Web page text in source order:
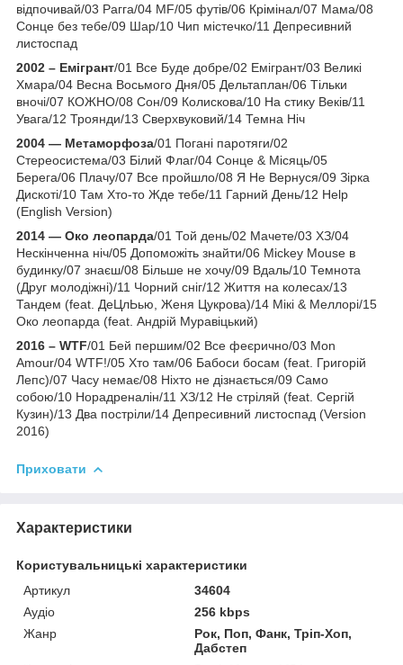
відпочивай/03 Рагга/04 MF/05 футів/06 Крімінал/07 Мама/08
Сонце без тебе/09 Шар/10 Чип містечко/11 Депресивний
листоспад
2002 – Емігрант/01 Все Буде добре/02 Емігрант/03 Великі
Хмара/04 Весна Восьмого Дня/05 Дельтаплан/06 Тільки
вночі/07 КОЖНО/08 Сон/09 Колискова/10 На стику Веків/11
Увага/12 Троянди/13 Сверхвуковий/14 Темна Ніч
2004 — Метаморфоза/01 Погані паротяги/02
Стереосистема/03 Білий Флаг/04 Сонце & Місяць/05
Берега/06 Плачу/07 Все пройшло/08 Я Не Вернуся/09 Зірка
Дискоті/10 Там Хто-то Жде тебе/11 Гарний День/12 Help
(English Version)
2014 — Око леопарда/01 Той день/02 Мачете/03 ХЗ/04
Нескінченна ніч/05 Допоможіть знайти/06 Mickey Mouse в
будинку/07 знаєш/08 Більше не хочу/09 Вдаль/10 Темнота
(Друг молодіжні)/11 Чорний сніг/12 Життя на колесах/13
Тандем (feat. ДеЦлЬью, Женя Цукрова)/14 Мікі & Меллорі/15
Око леопарда (feat. Андрій Муравіцький)
2016 – WTF/01 Бей першим/02 Все феєрично/03 Mon
Amour/04 WTF!/05 Хто там/06 Бабоси босам (feat. Григорій
Лепс)/07 Часу немає/08 Ніхто не дізнається/09 Само
собою/10 Норадреналін/11 ХЗ/12 Не стріляй (feat. Сергій
Кузин)/13 Два постріли/14 Депресивний листоспад (Version
2016)
Приховати
Характеристики
Користувальницькі характеристики
Артикул
34604
Аудіо
256 kbps
Жанр
Рок, Поп, Фанк, Тріп-Хоп,
Дабстеп